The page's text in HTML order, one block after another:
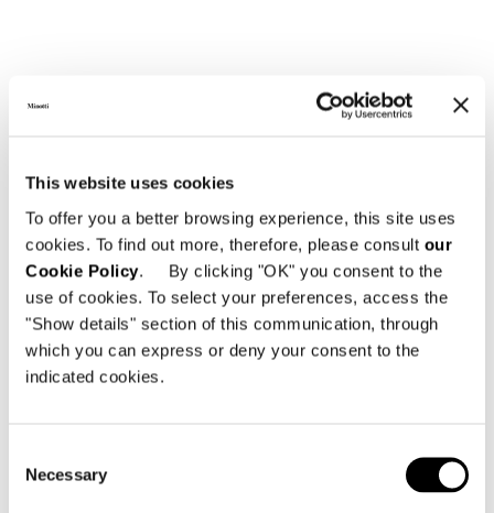
This website uses cookies
To offer you a better browsing experience, this site uses
cookies. To find out more, therefore, please consult our
Cookie Policy. By clicking "OK" you consent to the
use of cookies. To select your preferences, access the
"Show details" section of this communication, through
which you can express or deny your consent to the
indicated cookies.
Selection
Necessary
Minotti Seoul @ Hyundai Department
Hyundai Trade Center, 4F, 517 Teheran-
ro, Gangnam-gu
06164 Seoul - South Korea
T: +82 02 3467 8466
E: hyundaitc@minottiseoul.com
共有